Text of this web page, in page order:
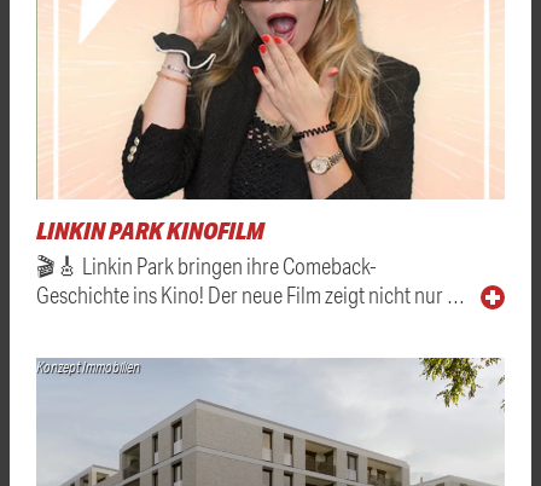
LINKIN PARK KINOFILM
🎬🎸 Linkin Park bringen ihre Comeback-
Geschichte ins Kino! Der neue Film zeigt nicht nur …
Konzept Immobilien